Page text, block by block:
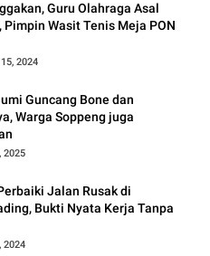
Guru Olahraga Asal
Pimpin Wasit Tenis Meja PON
2024
Guncang Bone dan
Warga Soppeng juga
2025
Jalan Rusak di
Bukti Nyata Kerja Tanpa
2024